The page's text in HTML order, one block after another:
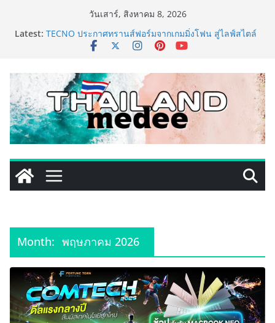
วันเสาร์, สิงหาคม 8, 2026
Latest: เหิงลี่ แมนูแฟคเจอริ่ง เทคโนโลยี (ไทยแลนด์) เปิดโรงงาน
แห่งใหม่ในชลบุรี เดินหน้าขยายฐานการผลิตสู่เอเชียตะวัน
แฟชั่นไอเท็ม เสิร์ฟใหญ่ปักหมุดแลนมาร์คใหม่กลางสถานี
MRT วาง POVA 8 Series จุดเริ่มต้นครั้งสำคัญ
PIPPER STANDARD® เปิดตัวแชมพูอาบน้ำ และ โฟมอาบ
แห้งสัตว์เลี้ยง ชูนวัตกรรมพลังธรรมชาติ “Zero-Residue”
เลียขนได้ ปลอดภัย ไร้สารตกค้าง
เริ่มแล้ว! อ.ต.ก.แฟร์ 4 ภาค @ภาคกลาง “มนต์เสน่ห์เกษตร
คุณภาพจากทั่วไทย วันนี้ – 8 สิงหาคมนี้ ณ ลานคนเมือง
ททท. ประกาศความสำเร็จ Village to the World Season
5 ผนึก 9 พันธมิตร ขับเคลื่อน ESG Tourism สืบสานพระ
Month: พฤษภาคม 2026